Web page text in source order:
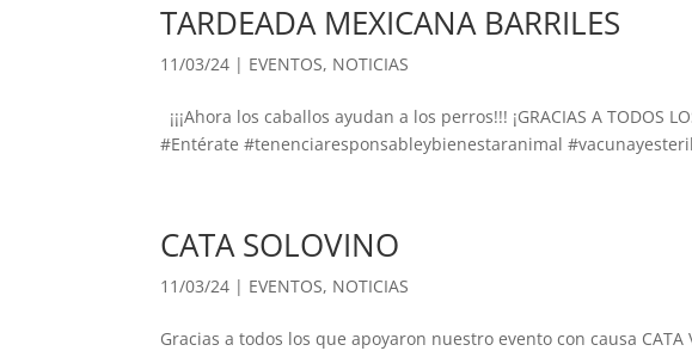
TARDEADA MEXICANA BARRILES
11/03/24 | EVENTOS, NOTICIAS
¡¡¡Ahora los caballos ayudan a los perros!!! ¡GRACIAS A TODOS
#Entérate #tenenciaresponsableybienestaranimal
CATA SOLOVINO
11/03/24 | EVENTOS, NOTICIAS
Gracias a todos los que apoyaron nuestro evento con causa CATA